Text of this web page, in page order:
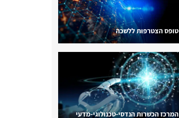
טופס הצטרפות ללשכה
המרכז הכשרות הנדסי-טכנולוגי-מדעי